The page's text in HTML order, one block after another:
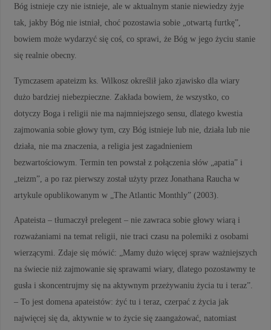
Bóg istnieje czy nie istnieje, ale w aktualnym stanie niewiedzy żyje
tak, jakby Bóg nie istniał, choć pozostawia sobie „otwartą furtkę”,
bowiem może wydarzyć się coś, co sprawi, że Bóg w jego życiu stanie
się realnie obecny.
Tymczasem apateizm ks. Wilkosz określił jako zjawisko dla wiary
dużo bardziej niebezpieczne. Zakłada bowiem, że wszystko, co
dotyczy Boga i religii nie ma najmniejszego sensu, dlatego kwestia
zajmowania sobie głowy tym, czy Bóg istnieje lub nie, działa lub nie
działa, nie ma znaczenia, a religia jest zagadnieniem
bezwartościowym. Termin ten powstał z połączenia słów „apatia” i
„teizm”, a po raz pierwszy został użyty przez Jonathana Raucha w
artykule opublikowanym w „The Atlantic Monthly” (2003).
Apateista – tłumaczył prelegent – nie zawraca sobie głowy wiarą i
rozważaniami na temat religii, nie traci czasu na polemiki z osobami
wierzącymi. Zdaje się mówić: „Mamy dużo więcej spraw ważniejszych
na świecie niż zajmowanie się sprawami wiary, dlatego pozostawmy te
gusła i skoncentrujmy się na aktywnym przeżywaniu życia tu i teraz”.
– To jest domena apateistów: żyć tu i teraz, czerpać z życia jak
najwięcej się da, aktywnie w to życie się zaangażować, natomiast